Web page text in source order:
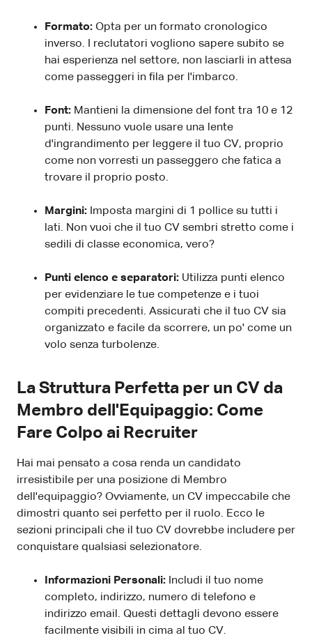
Formato: Opta per un formato cronologico
inverso. I reclutatori vogliono sapere subito se
hai esperienza nel settore, non lasciarli in attesa
come passeggeri in fila per l'imbarco.
Font: Mantieni la dimensione del font tra 10 e 12
punti. Nessuno vuole usare una lente
d'ingrandimento per leggere il tuo CV, proprio
come non vorresti un passeggero che fatica a
trovare il proprio posto.
Margini: Imposta margini di 1 pollice su tutti i
lati. Non vuoi che il tuo CV sembri stretto come i
sedili di classe economica, vero?
Punti elenco e separatori: Utilizza punti elenco
per evidenziare le tue competenze e i tuoi
compiti precedenti. Assicurati che il tuo CV sia
organizzato e facile da scorrere, un po' come un
volo senza turbolenze.
La Struttura Perfetta per un CV da
Membro dell'Equipaggio: Come
Fare Colpo ai Recruiter
Hai mai pensato a cosa renda un candidato
irresistibile per una posizione di Membro
dell'equipaggio? Ovviamente, un CV impeccabile che
dimostri quanto sei perfetto per il ruolo. Ecco le
sezioni principali che il tuo CV dovrebbe includere per
conquistare qualsiasi selezionatore.
Informazioni Personali: Includi il tuo nome
completo, indirizzo, numero di telefono e
indirizzo email. Questi dettagli devono essere
facilmente visibili in cima al tuo CV.